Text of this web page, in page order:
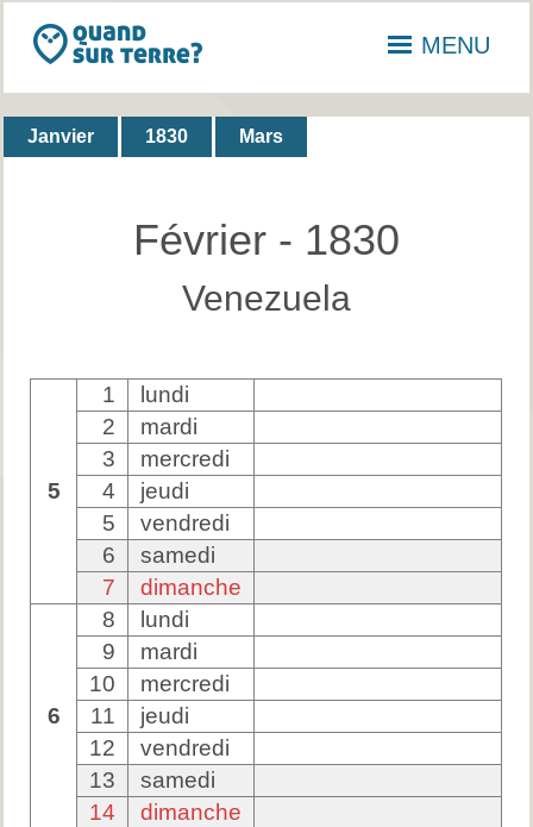
MENU
Janvier 1830 Mars
Février - 1830
Venezuela
5
1
lundi
2
mardi
3
mercredi
4
jeudi
5
vendredi
6
samedi
7
dimanche
6
8
lundi
9
mardi
10
mercredi
11
jeudi
12
vendredi
13
samedi
14
dimanche